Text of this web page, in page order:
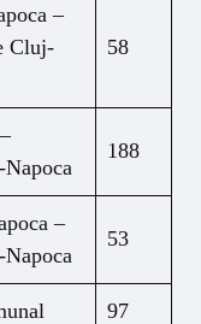
–
Cluj-
58
188
–
53
97